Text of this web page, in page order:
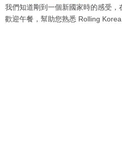
我們知道剛到一個新國家時的感受
歡迎午餐，幫助您熟悉 Rolling Korea